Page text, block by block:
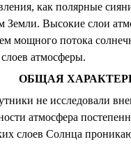
как полярные
Высокие слои
мощного потока
атмосферы.
ОБЩАЯ
не исследовали
атмосфера
слоев Солнца